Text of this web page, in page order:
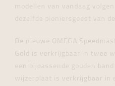
modellen van vandaag
dezelfde pioniersgeest van
De nieuwe OMEGA
Gold is verkrijgbaar in twee
een bijpassende gouden
wijzerplaat is verkrijgbaar in